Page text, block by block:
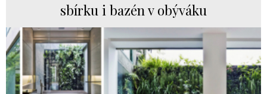
sbírku i bazén v obýváku